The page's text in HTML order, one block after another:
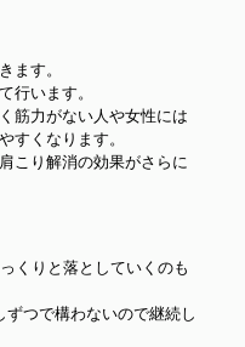
ます。
行います。
筋力がない人や女性には
すくなります。
こり解消の効果がさらに
くりと落としていくのも
つで構わないので継続し